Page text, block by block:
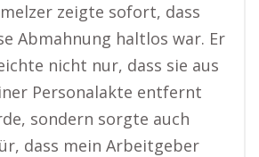
zeigte sofort, dass
Abmahnung haltlos war. Er
nicht nur, dass sie aus
Personalakte entfernt
sondern sorgte auch
dass mein Arbeitgeber